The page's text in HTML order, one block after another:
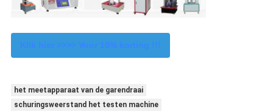
Klik hier >>>> Voor 10% korting !!!
het meetapparaat van de garendraai
schuringsweerstand het testen machine